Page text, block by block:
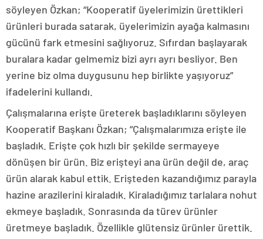
söyleyen Özkan; “Kooperatif üyelerimizin ürettikleri
ürünleri burada satarak, üyelerimizin ayağa kalmasını
gücünü fark etmesini sağlıyoruz. Sıfırdan başlayarak
buralara kadar gelmemiz bizi ayrı ayrı besliyor. Ben
yerine biz olma duygusunu hep birlikte yaşıyoruz”
ifadelerini kullandı.
Çalışmalarına erişte üreterek başladıklarını söyleyen
Kooperatif Başkanı Özkan; “Çalışmalarımıza erişte ile
başladık. Erişte çok hızlı bir şekilde sermayeye
dönüşen bir ürün. Biz erişteyi ana ürün değil de, araç
ürün alarak kabul ettik. Erişteden kazandığımız parayla
hazine arazilerini kiraladık. Kiraladığımız tarlalara nohut
ekmeye başladık. Sonrasında da türev ürünler
üretmeye başladık. Özellikle glütensiz ürünler ürettik.